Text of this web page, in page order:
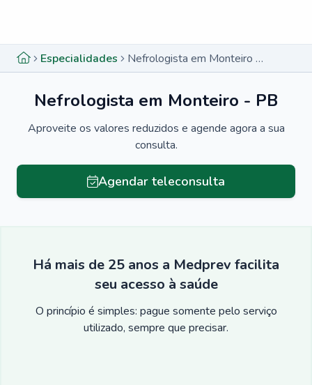
Especialidades Nefrologista em Monteiro - PB
Nefrologista em Monteiro - PB
Aproveite os valores reduzidos e agende agora a sua
consulta.
Agendar teleconsulta
Há mais de 25 anos a Medprev facilita
seu acesso à saúde
O princípio é simples: pague somente pelo serviço
utilizado, sempre que precisar.